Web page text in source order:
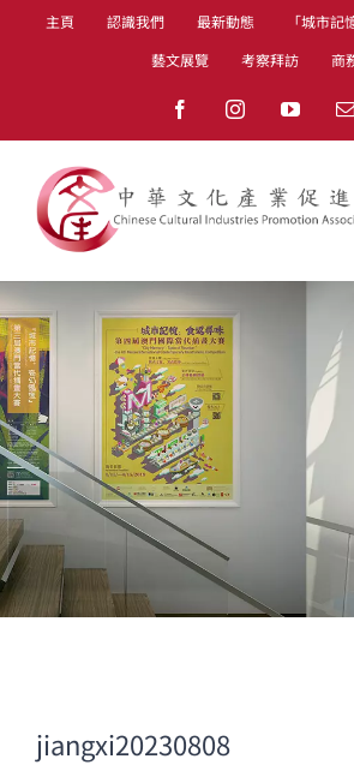
主頁 認識我們 最新動態 「城市記
藝文展覽
考察拜訪 商
FacebookInstagram
jiangxi20230808